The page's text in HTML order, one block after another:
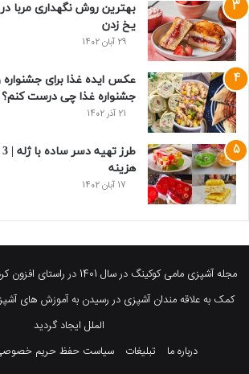
بهترین روش نگهداری مربا
یخ زدن
29 آبان 1402
عکس ایده غذا برای جشنواره
جشنواره غذا چی درست کنم؟
21 آذر 1402
هزینه
17 آبان 1402
مجله آشپزی مامی کوکینگ در سال
کمک به علاقه مندان آشپزی در رسیدن به آموزش های
الملل ایجاد گردید
درباره ما
تبلیغات سیاست حفظ حریم